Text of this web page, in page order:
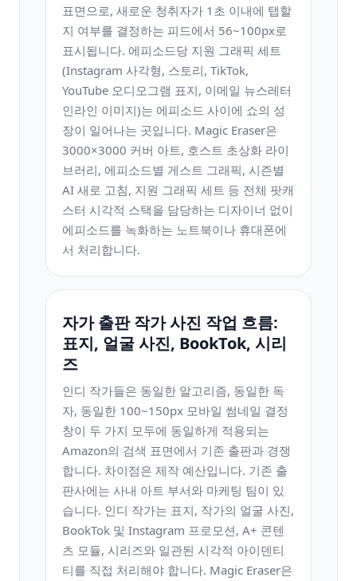
표면으로, 새로운 청취자가 1초 이내에 탭할
지 여부를 결정하는 피드에서 56~100px로
표시됩니다. 에피소드당 지원 그래픽 세트
(Instagram 사각형, 스토리, TikTok,
YouTube 오디오그램 표지, 이메일 뉴스레터
인라인 이미지)는 에피소드 사이에 쇼의 성
장이 일어나는 곳입니다. Magic Eraser은
3000×3000 커버 아트, 호스트 초상화 라이
브러리, 에피소드별 게스트 그래픽, 시즌별
AI 새로 고침, 지원 그래픽 세트 등 전체 팟캐
스터 시각적 스택을 담당하는 디자이너 없이
에피소드를 녹화하는 노트북이나 휴대폰에
서 처리합니다.
자가 출판 작가 사진 작업 흐름:
표지, 얼굴 사진, BookTok, 시리
즈
인디 작가들은 동일한 알고리즘, 동일한 독
자, 동일한 100~150px 모바일 썸네일 결정
창이 두 가지 모두에 동일하게 적용되는
Amazon의 검색 표면에서 기존 출판과 경쟁
합니다. 차이점은 제작 예산입니다. 기존 출
판사에는 사내 아트 부서와 마케팅 팀이 있
습니다. 인디 작가는 표지, 작가의 얼굴 사진,
BookTok 및 Instagram 프로모션, A+ 콘텐
츠 모듈, 시리즈와 일관된 시각적 아이덴티
티를 직접 처리해야 합니다. Magic Eraser은